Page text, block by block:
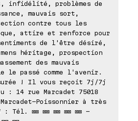
infidélité, problèmes de
mauvais sort,
contre tous les
attire et renforce pour
de l'être désiré,
héritage, prospection
des mauvais
le passé comme l'avenir.
! Il vous reçoit 7j/7j
: 14 rue Marcadet 75018
Poissonnier à très
: Tél. ⊠⊠ ⊠⊠ ⊠⊠ ⊠⊠ ⊠⊠ -